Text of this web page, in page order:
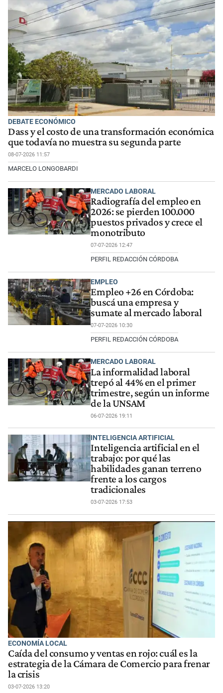
DEBATE ECONÓMICO
Dass y el costo de una transformación económica
que todavía no muestra su segunda parte
08-07-2026 11:57
MARCELO LONGOBARDI
MERCADO LABORAL
Radiografía del empleo en
2026: se pierden 100.000
puestos privados y crece el
monotributo
07-07-2026 12:47
PERFIL REDACCIÓN CÓRDOBA
EMPLEO
Empleo +26 en Córdoba:
buscá una empresa y
sumate al mercado laboral
07-07-2026 10:30
PERFIL REDACCIÓN CÓRDOBA
MERCADO LABORAL
La informalidad laboral
trepó al 44% en el primer
trimestre, según un informe
de la UNSAM
06-07-2026 19:11
INTELIGENCIA ARTIFICIAL
Inteligencia artificial en el
trabajo: por qué las
habilidades ganan terreno
frente a los cargos
tradicionales
03-07-2026 17:53
ECONOMÍA LOCAL
Caída del consumo y ventas en rojo: cuál es la
estrategia de la Cámara de Comercio para frenar
la crisis
03-07-2026 13:20